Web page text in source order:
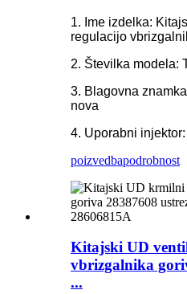
1. Ime izdelka:
regulacijo
2. Številka modela:
3. Blagovna
nova
4. Uporabni
poizvedbapodrobnost
Kitajski UD
vbrizgalnika
...